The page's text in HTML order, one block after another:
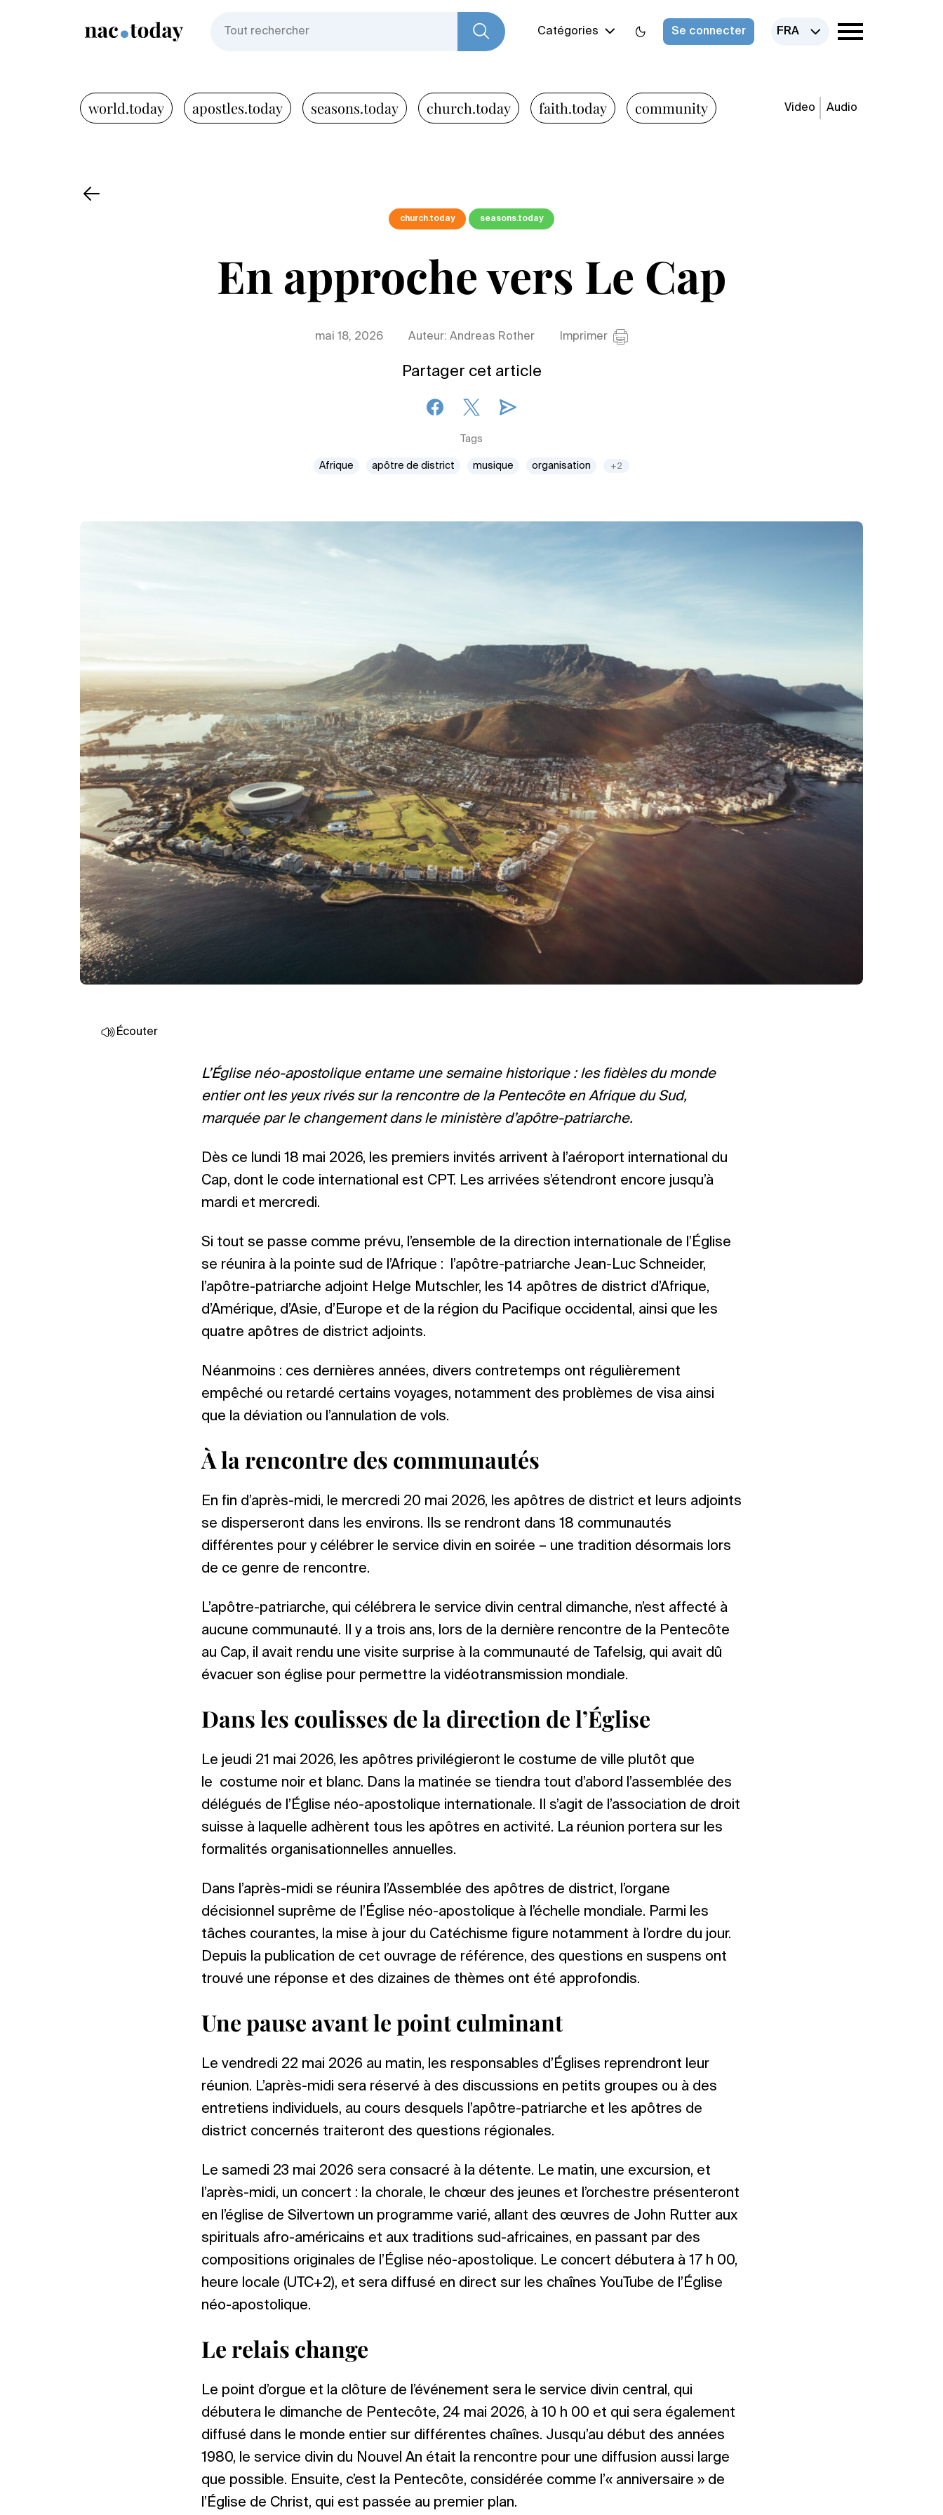
Catégories Se connecter FRA
world.today apostles.today seasons.today church.today faith.today community Video Audio
church.today seasons.today
En approche vers Le Cap
mai 18, 2026 Auteur: Andreas Rother Imprimer
Partager cet article
Tags
Afrique apôtre de district musique organisation +2
Écouter
L’Église néo-apostolique entame une semaine historique : les fidèles du monde
entier ont les yeux rivés sur la rencontre de la Pentecôte en Afrique du Sud,
marquée par le changement dans le ministère d’apôtre-patriarche.
Dès ce lundi 18 mai 2026, les premiers invités arrivent à l’aéroport international du
Cap, dont le code international est CPT. Les arrivées s’étendront encore jusqu’à
mardi et mercredi.
Si tout se passe comme prévu, l’ensemble de la direction internationale de l’Église
se réunira à la pointe sud de l’Afrique : l’apôtre-patriarche Jean-Luc Schneider,
l’apôtre-patriarche adjoint Helge Mutschler, les 14 apôtres de district d’Afrique,
d’Amérique, d’Asie, d’Europe et de la région du Pacifique occidental, ainsi que les
quatre apôtres de district adjoints.
Néanmoins : ces dernières années, divers contretemps ont régulièrement
empêché ou retardé certains voyages, notamment des problèmes de visa ainsi
que la déviation ou l’annulation de vols.
À la rencontre des communautés
En fin d’après-midi, le mercredi 20 mai 2026, les apôtres de district et leurs adjoints
se disperseront dans les environs. Ils se rendront dans 18 communautés
différentes pour y célébrer le service divin en soirée – une tradition désormais lors
de ce genre de rencontre.
L’apôtre-patriarche, qui célébrera le service divin central dimanche, n’est affecté à
aucune communauté. Il y a trois ans, lors de la dernière rencontre de la Pentecôte
au Cap, il avait rendu une visite surprise à la communauté de Tafelsig, qui avait dû
évacuer son église pour permettre la vidéotransmission mondiale.
Dans les coulisses de la direction de l’Église
Le jeudi 21 mai 2026, les apôtres privilégieront le costume de ville plutôt que
le costume noir et blanc. Dans la matinée se tiendra tout d’abord l’assemblée des
délégués de l’Église néo-apostolique internationale. Il s’agit de l’association de droit
suisse à laquelle adhèrent tous les apôtres en activité. La réunion portera sur les
formalités organisationnelles annuelles.
Dans l’après-midi se réunira l’Assemblée des apôtres de district, l’organe
décisionnel suprême de l’Église néo-apostolique à l’échelle mondiale. Parmi les
tâches courantes, la mise à jour du Catéchisme figure notamment à l’ordre du jour.
Depuis la publication de cet ouvrage de référence, des questions en suspens ont
trouvé une réponse et des dizaines de thèmes ont été approfondis.
Une pause avant le point culminant
Le vendredi 22 mai 2026 au matin, les responsables d’Églises reprendront leur
réunion. L’après-midi sera réservé à des discussions en petits groupes ou à des
entretiens individuels, au cours desquels l’apôtre-patriarche et les apôtres de
district concernés traiteront des questions régionales.
Le samedi 23 mai 2026 sera consacré à la détente. Le matin, une excursion, et
l’après-midi, un concert : la chorale, le chœur des jeunes et l’orchestre présenteront
en l’église de Silvertown un programme varié, allant des œuvres de John Rutter aux
spirituals afro-américains et aux traditions sud-africaines, en passant par des
compositions originales de l’Église néo-apostolique. Le concert débutera à 17 h 00,
heure locale (UTC+2), et sera diffusé en direct sur les chaînes YouTube de l’Église
néo-apostolique.
Le relais change
Le point d’orgue et la clôture de l’événement sera le service divin central, qui
débutera le dimanche de Pentecôte, 24 mai 2026, à 10 h 00 et qui sera également
diffusé dans le monde entier sur différentes chaînes. Jusqu’au début des années
1980, le service divin du Nouvel An était la rencontre pour une diffusion aussi large
que possible. Ensuite, c’est la Pentecôte, considérée comme l’« anniversaire » de
l’Église de Christ, qui est passée au premier plan.